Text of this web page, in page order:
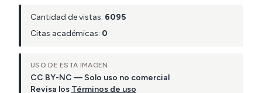
Cantidad de vistas: 6095
Citas académicas: 0
USO DE ESTA IMAGEN
CC BY-NC — Solo uso no comercial
Revisa los Términos de uso